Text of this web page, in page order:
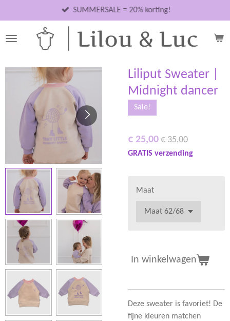
direct
naar
SUMMERSALE = 20% korting!
Liliput Sweater |
Midnight dancer
Sale!
€ 25,00 € 35,00
GRATIS verzending
Maat
In winkelwagen
Deze sweater is favoriet! De
fijne kleuren matchen